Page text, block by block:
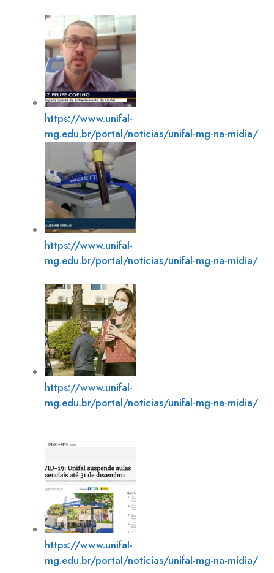
https://www.unifal-
mg.edu.br/portal/noticias/unifal-mg-na-midia/
https://www.unifal-
mg.edu.br/portal/noticias/unifal-mg-na-midia/
https://www.unifal-
mg.edu.br/portal/noticias/unifal-mg-na-midia/
https://www.unifal-
mg.edu.br/portal/noticias/unifal-mg-na-midia/